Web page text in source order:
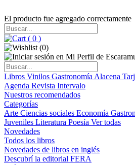
El producto fue agregado correctamente
( 0 )
(0)
Libros Vinilos Gastronomía Alacena
Agenda Revista Intervalo
Nuestros recomendados
Categorías
Arte Ciencias sociales Economía
Juveniles Literatura Poesía Ver todas
Novedades
Todos los libros
Novedades de libros en inglés
Descubrí la editorial FERA